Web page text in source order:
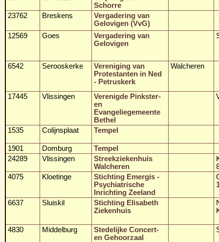
Schorre
23762 Breskens
Vergadering van
Gelovigen (VvG)
12569
Goes
Vergadering van
Gelovigen
6542 Serooskerke
Vereniging van
Protestanten in Ned
- Petruskerk
Walcheren
17445 Vlissingen
Verenigde Pinkster-
en
Evangeliegemeente
Bethel
1535 Colijnsplaat Tempel
1901 Domburg
Tempel
24289
Vlissingen
Streekziekenhuis
Walcheren
4075
Kloetinge
Stichting Emergis -
Psychiatrische
Inrichting Zeeland
6637 Sluiskil
Stichting Elisabeth
Ziekenhuis
4830 Middelburg
Stedelijke Concert-
en Gehoorzaal